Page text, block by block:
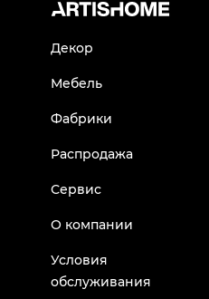
Декор
Мебель
Фабрики
Распродажа
Сервис
О компании
Условия
обслуживания